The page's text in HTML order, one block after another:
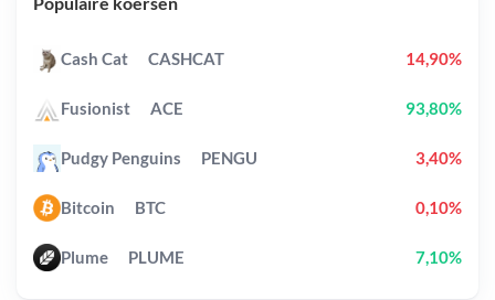
Cash Cat CASHCAT 14,90%
Fusionist ACE 93,80%
Pudgy Penguins PENGU 3,40%
Bitcoin BTC 0,10%
Plume PLUME 7,10%